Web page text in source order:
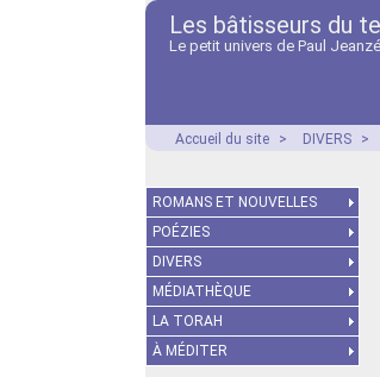
Les bâtisseurs du
Le petit univers de Paul Jeanzé
Accueil du site > DIVERS >
ROMANS ET NOUVELLES
POÉZIES
DIVERS
MÉDIATHÈQUE
LA TORAH
À MÉDITER